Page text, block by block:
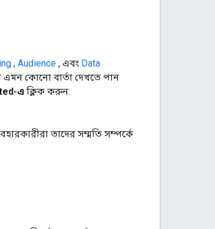
, Audience , এবং Data
এমন কোনো বার্তা দেখতে পান
এ ক্লিক করুন:
তাদের সম্মতি সম্পর্কে